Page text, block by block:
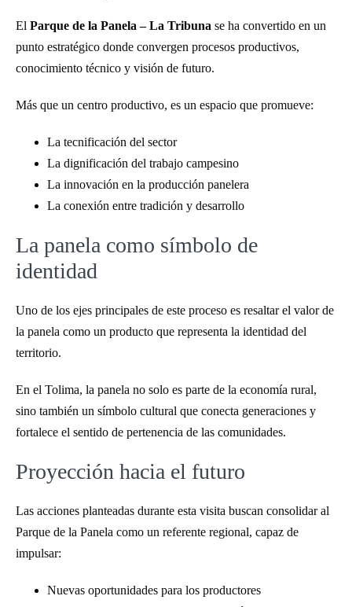
El Parque de la Panela – La Tribuna se ha convertido en un
punto estratégico donde convergen procesos productivos,
conocimiento técnico y visión de futuro.
Más que un centro productivo, es un espacio que promueve:
La tecnificación del sector
La dignificación del trabajo campesino
La innovación en la producción panelera
La conexión entre tradición y desarrollo
La panela como símbolo de
identidad
Uno de los ejes principales de este proceso es resaltar el valor de
la panela como un producto que representa la identidad del
territorio.
En el Tolima, la panela no solo es parte de la economía rural,
sino también un símbolo cultural que conecta generaciones y
fortalece el sentido de pertenencia de las comunidades.
Proyección hacia el futuro
Las acciones planteadas durante esta visita buscan consolidar al
Parque de la Panela como un referente regional, capaz de
impulsar:
Nuevas oportunidades para los productores